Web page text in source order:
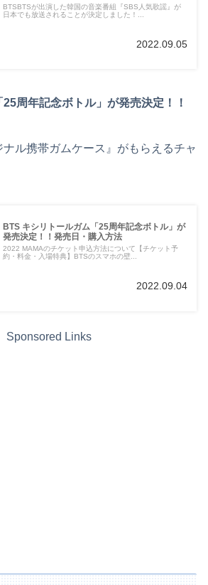
BTSBTSが出演した韓国の音楽番組『SBS人気歌謡』が
日本でも放送されることが決定しました！...
2022.09.05
周年記念ボトル」が発売決定！！
ル携帯ガムケース』がもらえるチャ
BTS キシリトールガム「25周年記念ボトル」が
発売決定！！発売日・購入方法
2022 MAMAのチケット申込方法について【チケット予
約・料金・入場特典】BTSのスマホの壁...
2022.09.04
Sponsored Links